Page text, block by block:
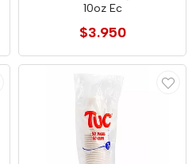
10oz Ec
$3.950